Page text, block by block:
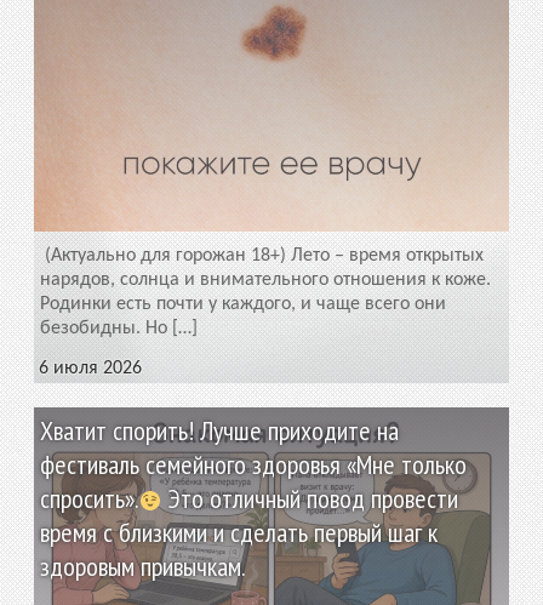
6 июля 2026
(Актуально для горожан 18+) Лето – время открытых
нарядов, солнца и внимательного отношения к коже.
Родинки есть почти у каждого, и чаще всего они
безобидны. Но […]
Хватит спорить! Лучше приходите на
фестиваль семейного здоровья «Мне только
спросить».
Это отличный повод провести
время с близкими и сделать первый шаг к
здоровым привычкам.